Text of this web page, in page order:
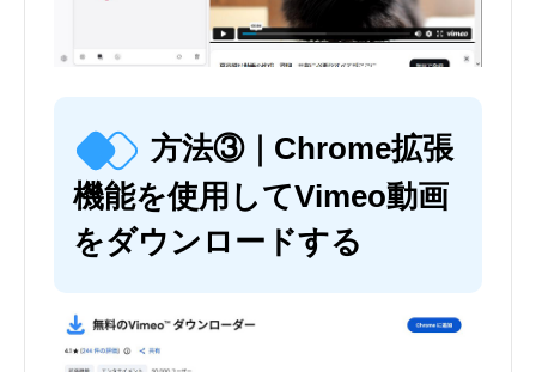
方法③｜Chrome拡張
機能を使用してVimeo動画
をダウンロードする